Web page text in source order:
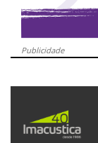
Publicidade